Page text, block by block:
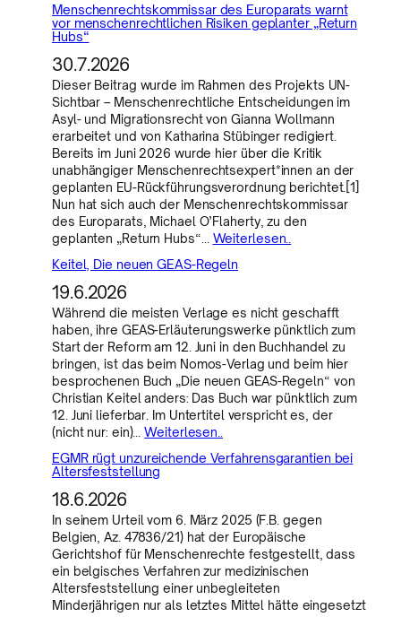
Menschenrechtskommissar des Europarats warnt
vor menschenrechtlichen Risiken geplanter „Return
Hubs“
30.7.2026
Dieser Beitrag wurde im Rahmen des Projekts UN-
Sichtbar – Menschenrechtliche Entscheidungen im
Asyl- und Migrationsrecht von Gianna Wollmann
erarbeitet und von Katharina Stübinger redigiert.
Bereits im Juni 2026 wurde hier über die Kritik
unabhängiger Menschenrechtsexpert*innen an der
geplanten EU-Rückführungsverordnung berichtet.[1]
Nun hat sich auch der Menschenrechtskommissar
des Europarats, Michael O’Flaherty, zu den
geplanten „Return Hubs“… Weiterlesen..
Keitel, Die neuen GEAS-Regeln
19.6.2026
Während die meisten Verlage es nicht geschafft
haben, ihre GEAS-Erläuterungswerke pünktlich zum
Start der Reform am 12. Juni in den Buchhandel zu
bringen, ist das beim Nomos-Verlag und beim hier
besprochenen Buch „Die neuen GEAS-Regeln“ von
Christian Keitel anders: Das Buch war pünktlich zum
12. Juni lieferbar. Im Untertitel verspricht es, der
(nicht nur: ein)…Weiterlesen..
EGMR rügt unzureichende Verfahrensgarantien bei
Altersfeststellung
18.6.2026
In seinem Urteil vom 6. März 2025 (F.B. gegen
Belgien, Az. 47836/21) hat der Europäische
Gerichtshof für Menschenrechte festgestellt, dass
ein belgisches Verfahren zur medizinischen
Altersfeststellung einer unbegleiteten
Minderjährigen nur als letztes Mittel hätte eingesetzt